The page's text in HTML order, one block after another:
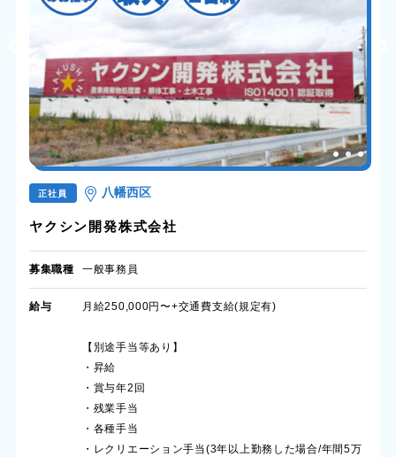
正社員 八幡西区
ヤクシン開発株式会社
募集職種 一般事務員
給与 月給250,000円〜+交通費支給(規定有)
【別途手当等あり】
・昇給
・賞与年2回
・残業手当
・各種手当
・レクリエーション手当(3年以上勤務した場合/年間5万